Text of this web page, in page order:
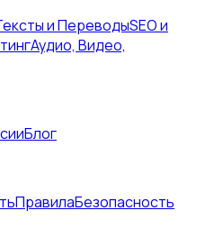
и ПереводыSEO и
Аудио, Видео,
Блог
ПравилаБезопасность